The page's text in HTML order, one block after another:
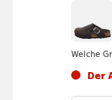
Welche
Der